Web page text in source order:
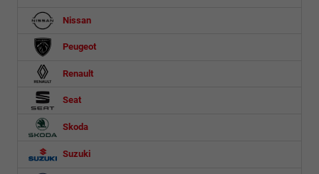
Nissan
Peugeot
Renault
Seat
Skoda
Suzuki